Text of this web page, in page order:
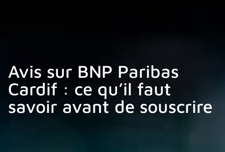
Avis sur BNP Paribas
Cardif : ce qu’il faut
savoir avant de souscrire